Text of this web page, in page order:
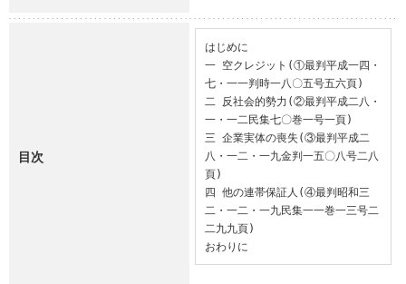
目次
はじめに
一 空クレジット(①最判平成一四・
七・一一判時一八〇五号五六頁)
二 反社会的勢力(②最判平成二八・
一・一二民集七〇巻一号一頁)
三 企業実体の喪失(③最判平成二
八・一二・一九金判一五〇八号二八
頁)
四 他の連帯保証人(④最判昭和三
二・一二・一九民集一一巻一三号二
二九九頁)
おわりに